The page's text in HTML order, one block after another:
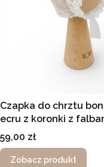
Czapka do chrztu
ecru z koronki z
Cena
59,00 zł
Zobacz produkt